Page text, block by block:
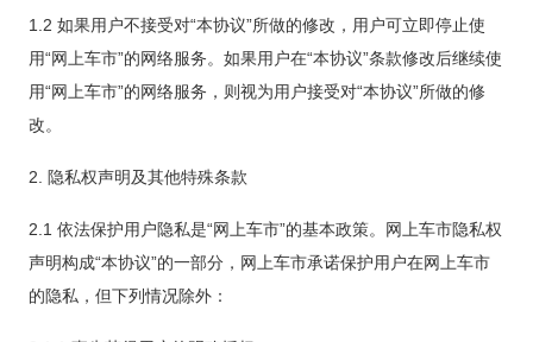
1.2 如果用户不接受对“本协议”所做的修改，用户可立即停止使
用“网上车市”的网络服务。如果用户在“本协议”条款修改后继续使
用“网上车市”的网络服务，则视为用户接受对“本协议”所做的修
改。
2. 隐私权声明及其他特殊条款
2.1 依法保护用户隐私是“网上车市”的基本政策。网上车市隐私权
声明构成“本协议”的一部分，网上车市承诺保护用户在网上车市
的隐私，但下列情况除外：